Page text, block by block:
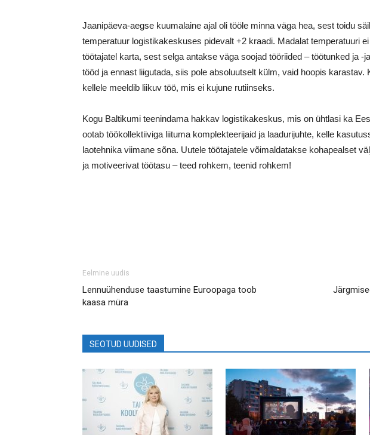
Jaanipäeva-aegse kuumalaine ajal oli tööle minna väga hea, sest toidu
temperatuur logistikakeskuses pidevalt +2 kraadi. Madalat temperatuuri
töötajatel karta, sest selga antakse väga soojad tööriided – töötunked ja -
tööd ja ennast liigutada, siis pole absoluutselt külm, vaid hoopis karastav.
kellele meeldib liikuv töö, mis ei kujune rutiinseks.
Kogu Baltikumi teenindama hakkav logistikakeskus, mis on ühtlasi ka
ootab töökollektiiviga liituma komplekteerijaid ja laadurijuhte, kelle
laotehnika viimane sõna. Uutele töötajatele võimaldatakse kohapealset
ja motiveerivat töötasu – teed rohkem, teenid rohkem!
Eelmine uudis
Lennuühenduse taastumine Euroopaga toob
kaasa müra
SEOTUD UUDISED